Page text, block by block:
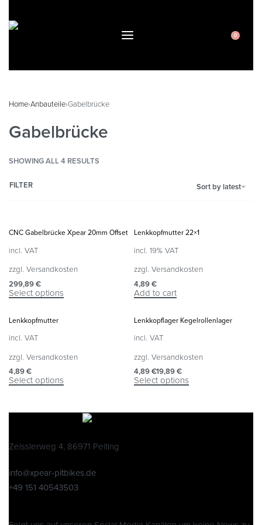
0
Home›Anbauteile›Gabelbrücke
Gabelbrücke
SHOWING ALL 4 RESULTS
Sort by latest
FILTER
CNC Gabelbrücke Xpear 20mm Offset
incl. VAT
zzgl. Versandkosten
299,89€
Select options
Lenkkopfmutter 22×1
incl. 19% VAT
zzgl. Versandkosten
4,89€
Add to cart
Lenkkopfmutter
incl. VAT
zzgl. Versandkosten
4,89€
Select options
Lenkkopflager Kegelrollenlager
incl. VAT
zzgl. Versandkosten
4,89€19,89€
Select options
Zeisslerweg 4, 86971 Peiting
info@xpear-pitbikes.de
+49 151 40543503